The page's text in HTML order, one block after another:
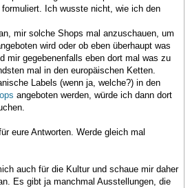
Ich wusste nicht, wie ich den
mir solche Shops mal anzuschauen, um
wird oder ob eben überhaupt was
mir gegebenenfalls eben dort mal was zu
mal in den europäischen Ketten.
Labels (wenn ja, welche?) in den
angeboten werden, würde ich dann dort
eure Antworten. Werde gleich mal
auch für die Kultur und schaue mir daher
Es gibt ja manchmal Ausstellungen, die